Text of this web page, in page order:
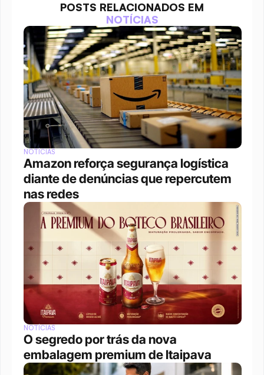
POSTS RELACIONADOS EM
NOTÍCIAS
NOTÍCIAS
Amazon reforça segurança logística
diante de denúncias que repercutem
nas redes
NOTÍCIAS
O segredo por trás da nova
embalagem premium de Itaipava